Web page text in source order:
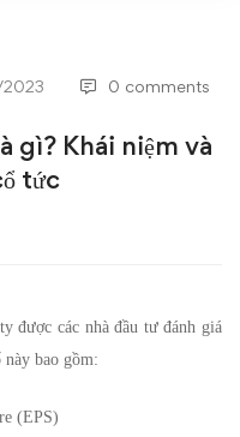
0 comments
gì? Khái niệm và
tức
được các nhà đầu tư đánh giá
bao gồm:
(EPS)